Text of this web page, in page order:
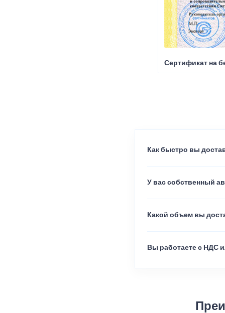
Сертификат на
Как быстро вы
У вас собственный
Какой объем вы
Вы работаете с НДС